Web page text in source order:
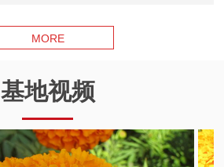
MORE
基地视频